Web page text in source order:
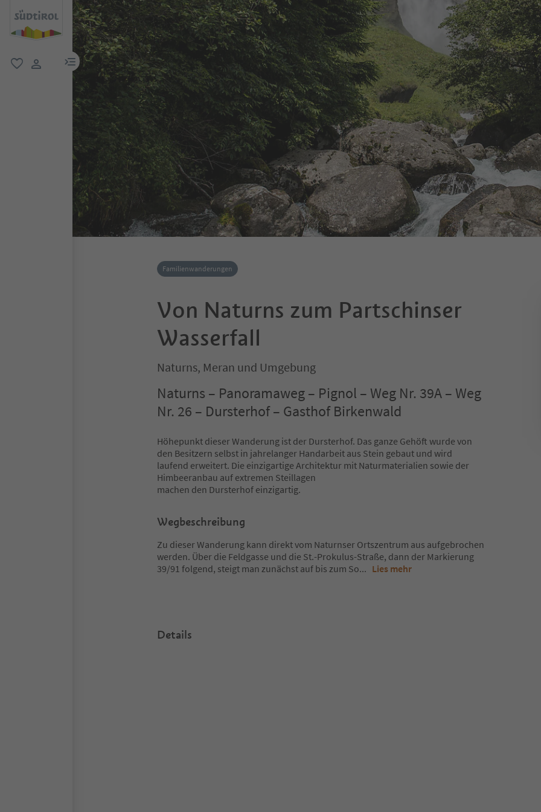
menu link
Familienwanderungen
Von Naturns zum Partschinser
Wasserfall
Naturns, Meran und Umgebung
Naturns – Panoramaweg – Pignol – Weg Nr. 39A – Weg
Nr. 26 – Dursterhof – Gasthof Birkenwald
Höhepunkt dieser Wanderung ist der Dursterhof. Das ganze Gehöft wurde von
den Besitzern selbst in jahrelanger Handarbeit aus Stein gebaut und wird
laufend erweitert. Die einzigartige Architektur mit Naturmaterialien sowie der
Himbeeranbau auf extremen Steillagen
machen den Dursterhof einzigartig.
Wegbeschreibung
Zu dieser Wanderung kann direkt vom Naturnser Ortszentrum aus aufgebrochen
werden. Über die Feldgasse und die St.-Prokulus-Straße, dann der Markierung
39/91 folgend, steigt man zunächst auf bis zum So... Lies mehr
Details